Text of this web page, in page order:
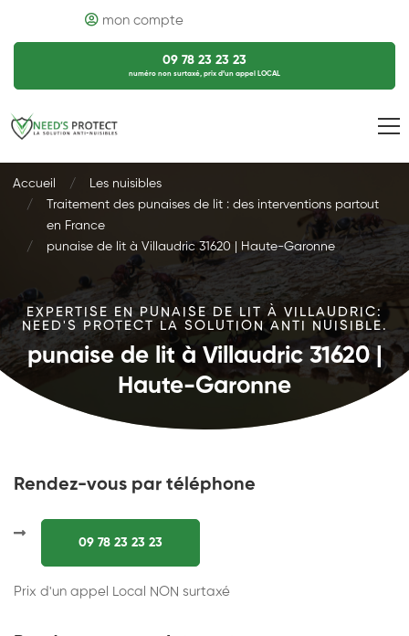
mon compte
09 78 23 23 23
numéro non surtaxé, prix d’un appel LOCAL
Accueil
Les nuisibles
Traitement des punaises de lit : des interventions partout
en France
punaise de lit à Villaudric 31620 | Haute-Garonne
EXPERTISE EN PUNAISE DE LIT À VILLAUDRIC:
NEED'S PROTECT LA SOLUTION ANTI NUISIBLE.
punaise de lit à Villaudric 31620 |
Haute-Garonne
Rendez-vous par téléphone
09 78 23 23 23
Prix d'un appel Local NON surtaxé